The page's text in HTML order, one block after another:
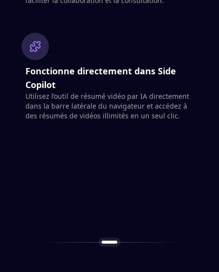
Fonctionne directement dans Side
Copilot
Utilisez l’outil de résumé vidéo par IA directement
dans la barre latérale du navigateur et accédez à
des résumés de vidéos illimités en un seul clic.